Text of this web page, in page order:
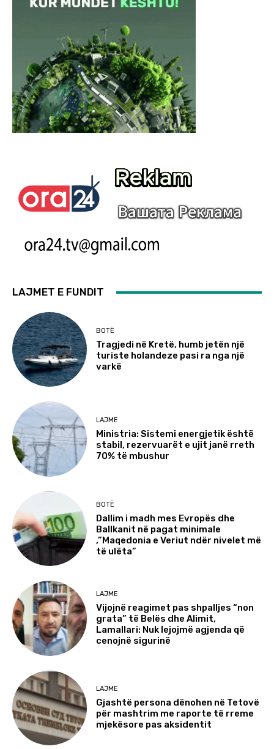
LAJMET E FUNDIT
BOTË
Tragjedi në Kretë, humb jetën një
turiste holandeze pasi ra nga një
varkë
LAJME
Ministria: Sistemi energjetik është
stabil, rezervuarët e ujit janë rreth
70% të mbushur
BOTË
Dallim i madh mes Evropës dhe
Ballkanit në pagat minimale
,”Maqedonia e Veriut ndër nivelet më
të ulëta”
LAJME
Vijojnë reagimet pas shpalljes “non
grata” të Belës dhe Alimit,
Lamallari: Nuk lejojmë agjenda që
cenojnë sigurinë
LAJME
Gjashtë persona dënohen në Tetovë
për mashtrim me raporte të rreme
mjekësore pas aksidentit